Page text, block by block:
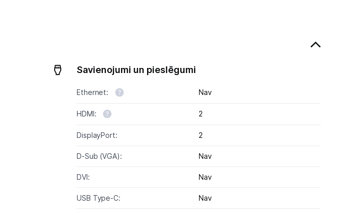
Savienojumi un pieslēgumi
Ethernet: Nav
HDMI: 2
DisplayPort: 2
D-Sub (VGA): Nav
DVI: Nav
USB Type-C: Nav